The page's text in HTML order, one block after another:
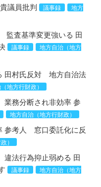
議員批判
議事録
地方
査基準変更強いる 田
議事録
地方自治（地方
田村氏反対 地方自治法
地方行財政）
務分断され非効率 参
地方自治（地方行財政）
参考人 窓口委託化に反
）
法行為抑止弱める 田
議事録
地方自治（地方